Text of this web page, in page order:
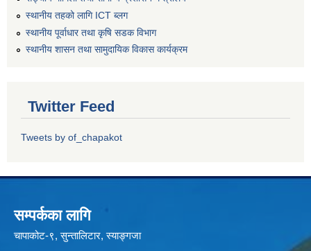
स्थानीय तहको लागि ICT ब्लग
स्थानीय पूर्वाधार तथा कृषि सडक विभाग
स्थानीय शासन तथा सामुदायिक विकास कार्यक्रम
Twitter Feed
Tweets by of_chapakot
सम्पर्कका लागि
चापाकोट-९, सुन्तालिटार, स्याङ्गजा